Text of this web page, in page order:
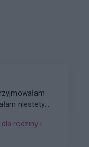
mimo iż
rodziny i